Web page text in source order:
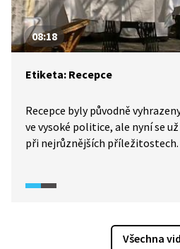
08:18
Etiketa: Recepce
Recepce byly původně
ve vysoké politice, ale nyní se
při nejrůznějších příležitostech.
s sebou nese jistá rizika. Kromě
garden party nebo číše vína. Jak
Všechna